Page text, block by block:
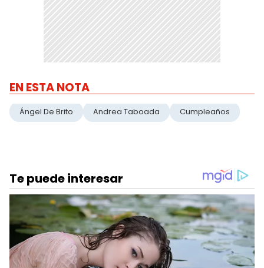
EN ESTA NOTA
Ángel De Brito Andrea Taboada Cumpleaños